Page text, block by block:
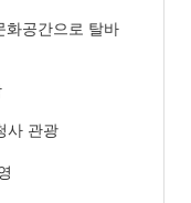
화공간으로 탈바
사관광